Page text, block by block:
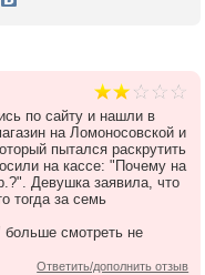
по сайту и нашли в
на Ломоносовской и
пытался раскрутить
на кассе: "Почему на
Девушка заявила, что
тогда за семь
больше смотреть не
Ответить/дополнить отзыв